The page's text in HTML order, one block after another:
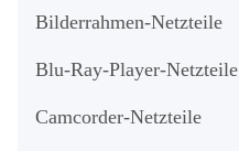
Bilderrahmen-Netzteile
Blu-Ray-Player-Netzteile
Camcorder-Netzteile